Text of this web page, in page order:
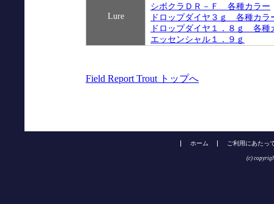
Lure
シボクラＤＲ－Ｆ 各種カラー
ドロップダイヤ３ｇ 各種カラ
ドロップダイヤ１．８ｇ 各種
エッセンシャル１．９ｇ
Field Report Trout トップへ
ホーム ご利用にあたっ
(c)